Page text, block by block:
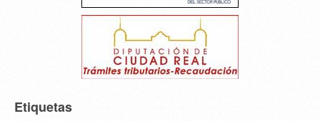
Etiquetas